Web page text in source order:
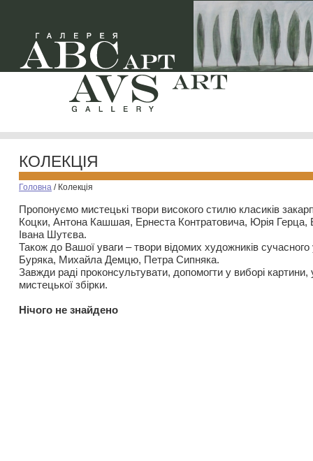
КОЛЕКЦІЯ
Головна / Колекція
Пропонуємо мистецькі твори високого стилю класиків
Коцки, Антона Кашшая, Ернеста Контратовича, Юрія
Івана Шутєва.
Також до Вашої уваги – твори відомих художників
Буряка, Михайла Демцю, Петра Сипняка.
Завжди раді проконсультувати, допомогти у виборі картини,
мистецької збірки.
Нiчого не знайдено